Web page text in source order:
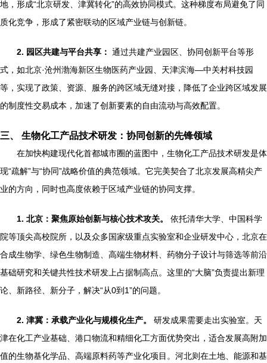
地，形成“北京研发、津冀转化”的高效协同模式。这种梯度布局避免了同
质化竞争，形成了紧密联动的区域产业链与创新链。
2. 园区共建与平台共享： 通过共建产业园区、协同创新平台等形
式，如北京·沧州渤海新区生物医药产业园、天津滨海—中关村科技园
等，实现了政策、资源、服务的跨区域无缝对接，降低了企业跨区域发展
的制度性交易成本，加速了创新要素的自由流动与高效配置。
三、 生物化工产品技术研发：协同创新的先锋领域
在加快构建现代化首都城市圈的蓝图中，生物化工产品技术研发是体
现“疏解”与“协同”战略价值的典范领域。它完美契合了北京发展高精尖产
业的方向，同时也高度依赖于区域产业链的协同支撑。
1. 北京：聚焦原始创新与核心技术攻关。
依托清华大学、中国科学
院等顶尖高校院所，以及众多国家级重点实验室和企业研发中心，北京在
合成生物学、绿色生物制造、高端生物材料、药物分子设计与筛选等前沿
基础研究和关键共性技术研发上占据制高点。这里的“大脑”负责提出新理
论、新路径、新分子，解决“从0到1”的问题。
2. 津冀：承载产业化与规模化生产。
研发成果需要走出实验室。天
津在化工产业基础、港口物流和精细化工方面优势突出，适合发展高附加
值的生物基化学品、高端原料药等产业化项目。河北则在土地、能源和基